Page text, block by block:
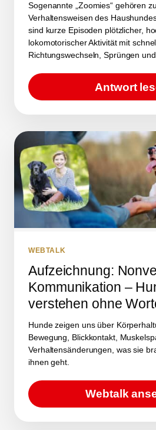
Sogenannte „Zoomies“ gehören
Verhaltensweisen des
sind kurze Episoden plötzlicher,
lokomotorischer Aktivität mit
Richtungswechseln, Sprüngen
Antwort
WEBTALK
Aufzeichnung:
Kommunikation –
verstehen ohne
Hunde zeigen uns über
Bewegung, Blickkontakt,
Verhaltensänderungen, was sie
ihnen geht.
Webtalk